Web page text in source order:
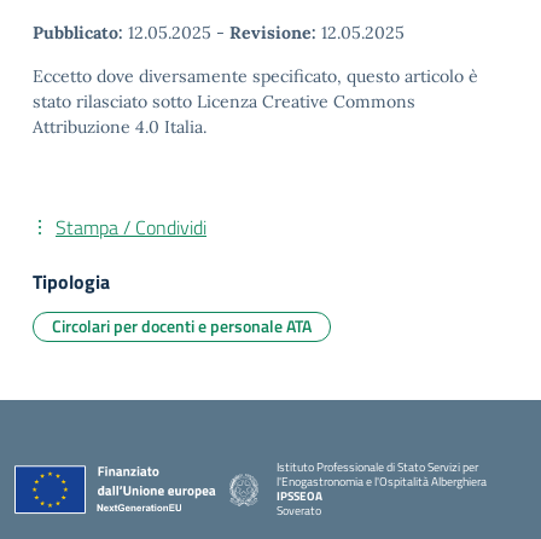
Pubblicato: 12.05.2025 - Revisione: 12.05.2025
Eccetto dove diversamente specificato, questo articolo è
stato rilasciato sotto Licenza Creative Commons
Attribuzione 4.0 Italia.
Stampa / Condividi
Tipologia
Circolari per docenti e personale ATA
Istituto Professionale di Stato Servizi per
l'Enogastronomia e l'Ospitalità Alberghiera
IPSSEOA
Soverato